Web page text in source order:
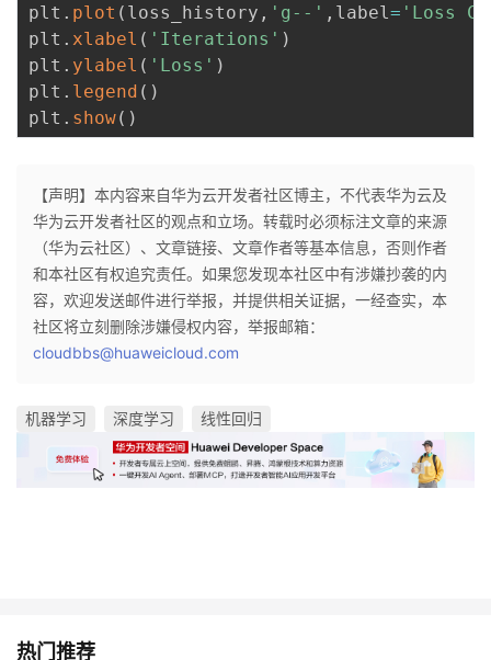
plt . plot ( loss_history , 'g--' , label = 'Loss
plt . xlabel ( 'Iterations' )
plt . ylabel ( 'Loss' )
plt . legend ( )
plt . show( )
【声明】本内容来自华为云开发者社区博主，不代表华为云及
华为云开发者社区的观点和立场。转载时必须标注文章的来源
（华为云社区）、文章链接、文章作者等基本信息，否则作者
和本社区有权追究责任。如果您发现本社区中有涉嫌抄袭的内
容，欢迎发送邮件进行举报，并提供相关证据，一经查实，本
社区将立刻删除涉嫌侵权内容，举报邮箱：
cloudbbs@huaweicloud.com
机器学习 深度学习 线性回归
热门推荐